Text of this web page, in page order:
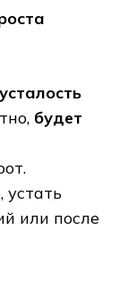
усталость
будет
устать
или после